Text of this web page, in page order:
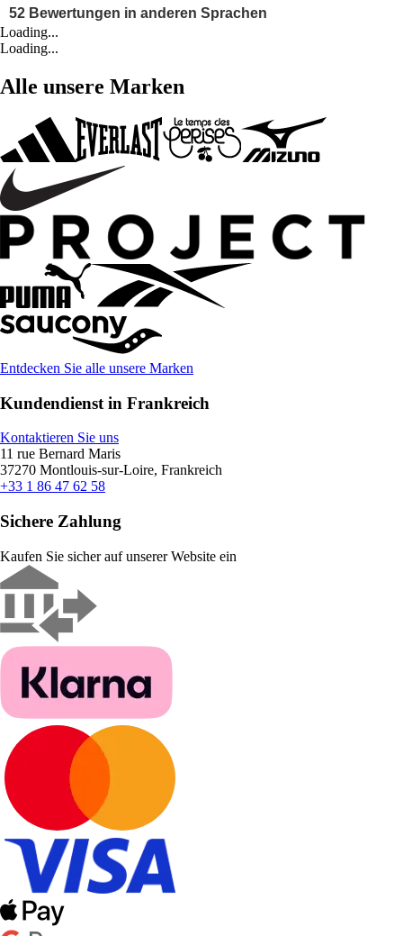
Loading...
Loading...
Alle unsere Marken
Entdecken Sie alle unsere Marken
Kundendienst in Frankreich
Kontaktieren Sie uns
11 rue Bernard Maris
37270 Montlouis-sur-Loire, Frankreich
+33 1 86 47 62 58
Sichere Zahlung
Kaufen Sie sicher auf unserer Website ein